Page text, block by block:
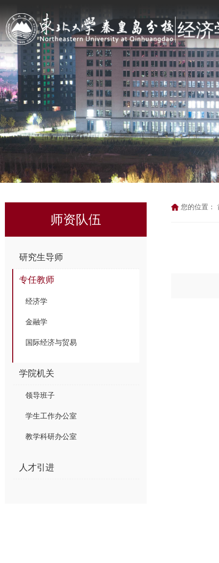
师资队伍
研究生导师
专任教师
经济学
金融学
国际经济与贸易
学院机关
领导班子
学生工作办公室
教学科研办公室
人才引进
您的位置：